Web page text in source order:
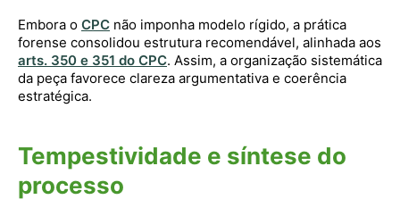
Embora o CPC não imponha modelo rígido, a prática
forense consolidou estrutura recomendável, alinhada aos
arts. 350 e 351 do CPC. Assim, a organização sistemática
da peça favorece clareza argumentativa e coerência
estratégica.
Tempestividade e síntese do
processo